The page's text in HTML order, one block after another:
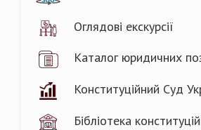
Оглядові екскурсії
Каталог юридичних
Конституційний Суд
Бібліотека